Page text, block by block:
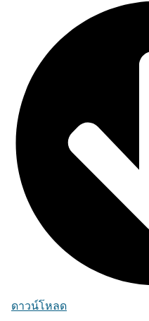
ดาวน์โหลด